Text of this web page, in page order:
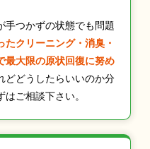
手つかずの状態でも問題
たクリーニング・消臭・
最大限の原状回復に努め
どどうしたらいいのか分
ご相談下さい。